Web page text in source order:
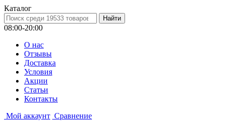
Каталог
08:00-20:00
О нас
Отзывы
Доставка
Условия
Aкции
Статьи
Контакты
Мой аккаунт Сравнение